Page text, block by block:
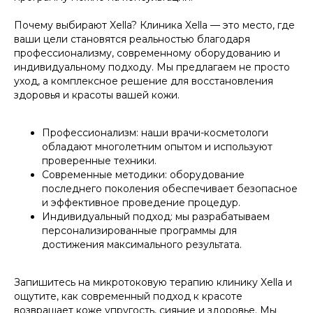
Почему выбирают Xella? Клиника Xella — это место, где
ваши цели становятся реальностью благодаря
профессионализму, современному оборудованию и
индивидуальному подходу. Мы предлагаем не просто
уход, а комплексное решение для восстановления
здоровья и красоты вашей кожи.
Профессионализм: наши врачи-косметологи
обладают многолетним опытом и используют
проверенные техники.
Современные методики: оборудование
последнего поколения обеспечивает безопасное
и эффективное проведение процедур.
Индивидуальный подход: мы разрабатываем
персонализированные программы для
достижения максимального результата.
Запишитесь на микротоковую терапию клинику Xella и
ощутите, как современный подход к красоте
возвращает коже упругость, сияние и здоровье. Мы